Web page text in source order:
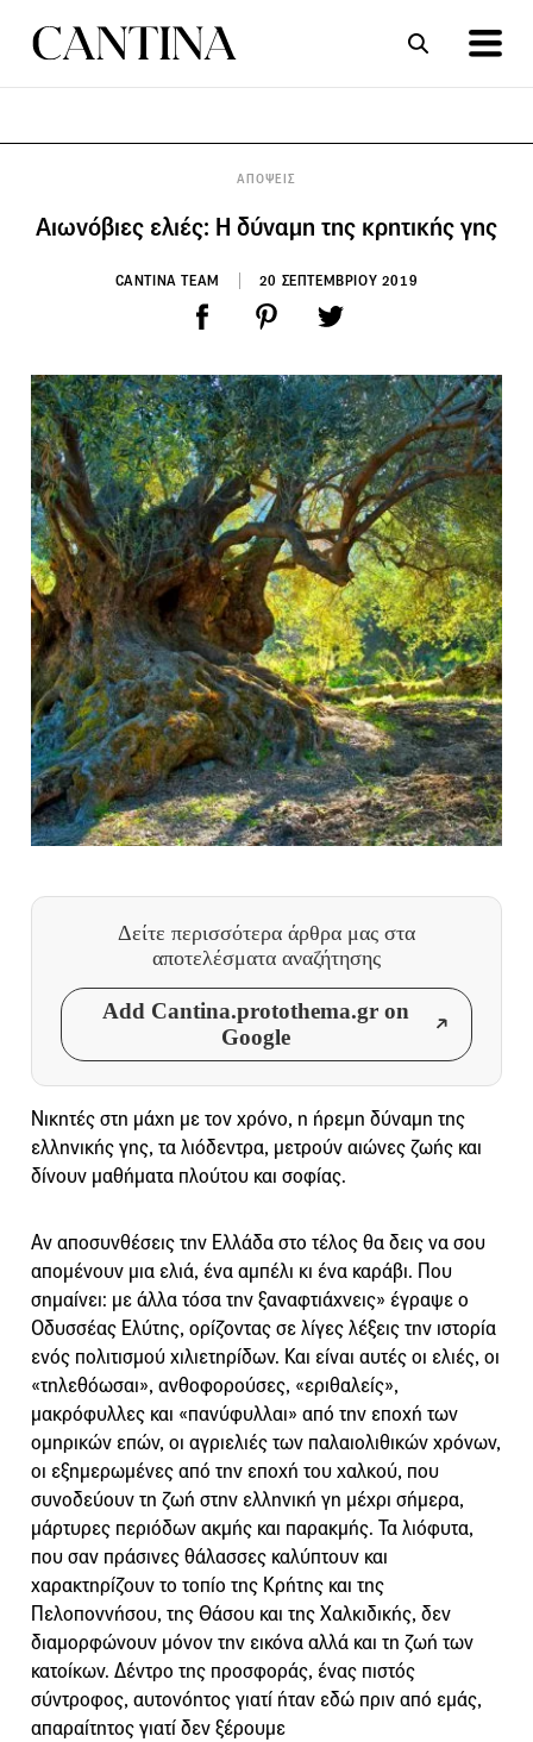
ΑΠΟΨΕΙΣ
Αιωνόβιες ελιές: Η δύναμη της κρητικής γης
CANTINA TEAM 20 ΣΕΠΤΕΜΒΡΙΟΥ 2019
Δείτε περισσότερα άρθρα μας στα
αποτελέσματα αναζήτησης
Add Cantina.protothema.gr on
Google
Νικητές στη μάχη με τον χρόνο, η ήρεμη δύναμη της
ελληνικής γης, τα λιόδεντρα, μετρούν αιώνες ζωής και
δίνουν μαθήματα πλούτου και σοφίας.
Αν αποσυνθέσεις την Ελλάδα στο τέλος θα δεις να σου
απομένουν μια ελιά, ένα αμπέλι κι ένα καράβι. Που
σημαίνει: με άλλα τόσα την ξαναφτιάχνεις» έγραψε ο
Οδυσσέας Ελύτης, ορίζοντας σε λίγες λέξεις την ιστορία
ενός πολιτισμού χιλιετηρίδων. Και είναι αυτές οι ελιές, οι
«τηλεθόωσαι», ανθοφορούσες, «εριθαλείς»,
μακρόφυλλες και «πανύφυλλαι» από την εποχή των
ομηρικών επών, οι αγριελιές των παλαιολιθικών χρόνων,
οι εξημερωμένες από την εποχή του χαλκού, που
συνοδεύουν τη ζωή στην ελληνική γη μέχρι σήμερα,
μάρτυρες περιόδων ακμής και παρακμής. Τα λιόφυτα,
που σαν πράσινες θάλασσες καλύπτουν και
χαρακτηρίζουν το τοπίο της Κρήτης και της
Πελοποννήσου, της Θάσου και της Χαλκιδικής, δεν
διαμορφώνουν μόνον την εικόνα αλλά και τη ζωή των
κατοίκων. Δέντρο της προσφοράς, ένας πιστός
σύντροφος, αυτονόητος γιατί ήταν εδώ πριν από εμάς,
απαραίτητος γιατί δεν ξέρουμε